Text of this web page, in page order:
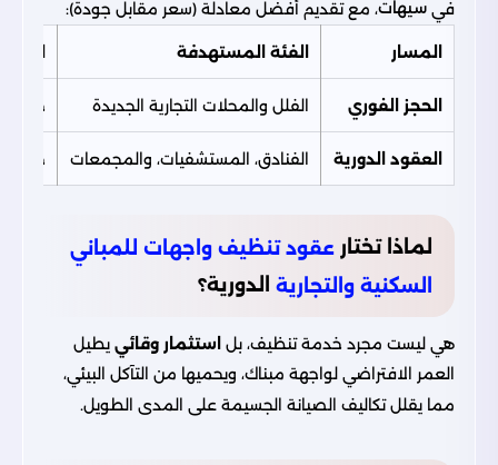
في سيهات، مع تقديم أفضل معادلة (سعر مقابل جودة):
المسار الفئة المستهدفة
الحجز الفوري الفلل والمحلات التجارية الجديدة
العقود الدورية الفنادق، المستشفيات، والمجمعات خطط
لماذا تختار عقود تنظيف واجهات للمباني
السكنية والتجارية الدورية؟
هي ليست مجرد خدمة تنظيف، بل استثمار وقائي يطيل
العمر الافتراضي لواجهة مبناك، ويحميها من التآكل البيئي،
مما يقلل تكاليف الصيانة الجسيمة على المدى الطويل.